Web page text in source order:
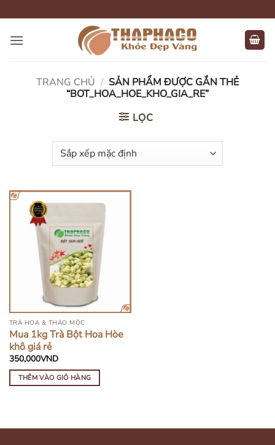
qua
nội
TRANG CHỦ / SẢN PHẨM ĐƯỢC GẮN THẺ
“BOT_HOA_HOE_KHO_GIA_RE”
LỌC
TRÀ HOA & THẢO MỘC
Mua 1kg Trà Bột Hoa Hòe
khô giá rẻ
350,000VND
THÊM VÀO GIỎ HÀNG